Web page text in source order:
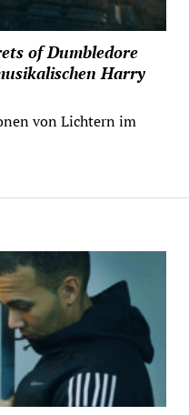
of Dumbledore
Harry
von Lichtern im